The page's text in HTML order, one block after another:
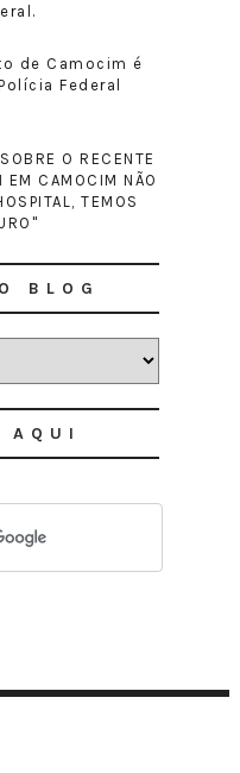
de Camocim é
Federal
O RECENTE
EM CAMOCIM NÃO
TEMOS
BLOG
AQUI